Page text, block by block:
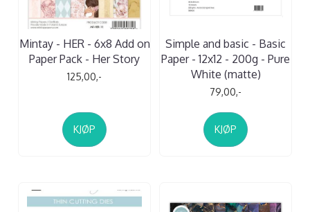
Mintay - HER - 6x8 Add on
Paper Pack - Her Story
125,00,-
KJØP
Simple and basic - Basic
Paper - 12x12 - 200g - Pure
White (matte)
79,00,-
KJØP